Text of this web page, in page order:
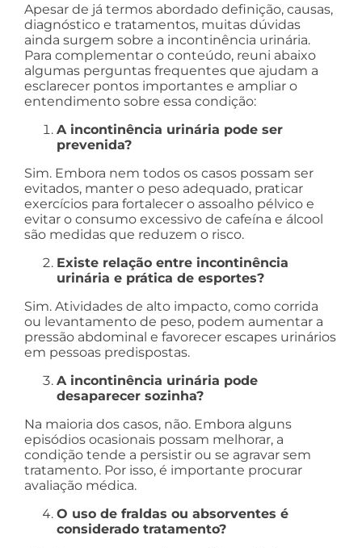
Apesar de já termos abordado definição, causas,
diagnóstico e tratamentos, muitas dúvidas
ainda surgem sobre a incontinência urinária.
Para complementar o conteúdo, reuni abaixo
algumas perguntas frequentes que ajudam a
esclarecer pontos importantes e ampliar o
entendimento sobre essa condição:
A incontinência urinária pode ser
prevenida?
Sim. Embora nem todos os casos possam ser
evitados, manter o peso adequado, praticar
exercícios para fortalecer o assoalho pélvico e
evitar o consumo excessivo de cafeína e álcool
são medidas que reduzem o risco.
Existe relação entre incontinência
urinária e prática de esportes?
Sim. Atividades de alto impacto, como corrida
ou levantamento de peso, podem aumentar a
pressão abdominal e favorecer escapes urinários
em pessoas predispostas.
A incontinência urinária pode
desaparecer sozinha?
Na maioria dos casos, não. Embora alguns
episódios ocasionais possam melhorar, a
condição tende a persistir ou se agravar sem
tratamento. Por isso, é importante procurar
avaliação médica.
O uso de fraldas ou absorventes é
considerado tratamento?